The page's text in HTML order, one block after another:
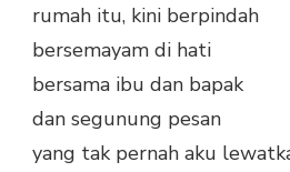
rumah itu, kini berpindah
bersemayam di hati
bersama ibu dan bapak
dan segunung pesan
yang tak pernah aku